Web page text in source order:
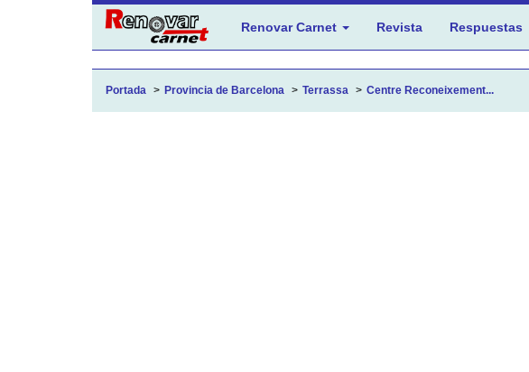
Renovar Carnet Revista Respuestas
Portada Provincia de Barcelona Terrassa Centre Reconeixement...